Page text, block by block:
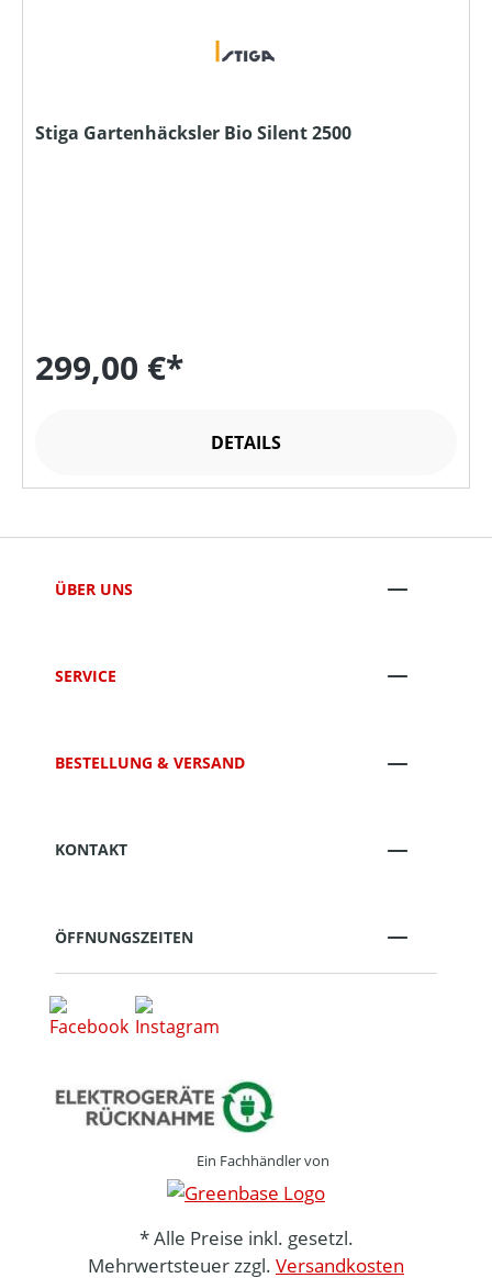
Stiga Gartenhäcksler Bio Silent 2500
299,00 €*
DETAILS
ÜBER UNS
SERVICE
BESTELLUNG & VERSAND
KONTAKT
ÖFFNUNGSZEITEN
Ein Fachhändler von
* Alle Preise inkl. gesetzl.
Mehrwertsteuer zzgl. Versandkosten